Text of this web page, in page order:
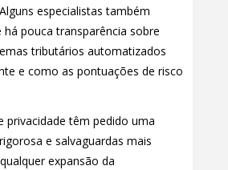
especialistas também
pouca transparência sobre
tributários automatizados
e como as pontuações de risco
privacidade têm pedido uma
e salvaguardas mais
expansão da